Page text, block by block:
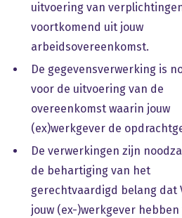
uitvoering van
voortkomend uit jouw
arbeidsovereenkomst.
De gegevensverwerking is
voor de uitvoering van de
overeenkomst waarin jouw
(ex)werkgever de
De verwerkingen zijn
de behartiging van het
gerechtvaardigd belang dat
jouw (ex-)werkgever